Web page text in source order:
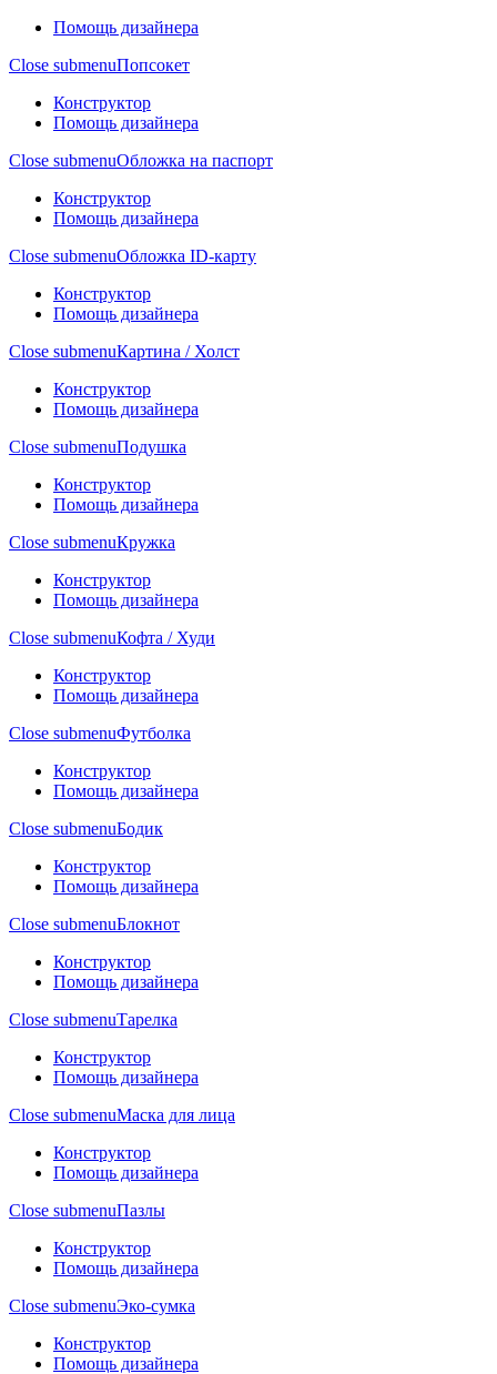
Помощь дизайнера
Close submenuПопсокет
Конструктор
Помощь дизайнера
Close submenuОбложка на паспорт
Конструктор
Помощь дизайнера
Close submenuОбложка ID-карту
Конструктор
Помощь дизайнера
Close submenuКартина / Холст
Конструктор
Помощь дизайнера
Close submenuПодушка
Конструктор
Помощь дизайнера
Close submenuКружка
Конструктор
Помощь дизайнера
Close submenuКофта / Худи
Конструктор
Помощь дизайнера
Close submenuФутболка
Конструктор
Помощь дизайнера
Close submenuБодик
Конструктор
Помощь дизайнера
Close submenuБлокнот
Конструктор
Помощь дизайнера
Close submenuТарелка
Конструктор
Помощь дизайнера
Close submenuМаска для лица
Конструктор
Помощь дизайнера
Close submenuПазлы
Конструктор
Помощь дизайнера
Close submenuЭко-сумка
Конструктор
Помощь дизайнера